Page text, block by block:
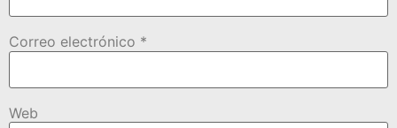
Correo electrónico *
Web